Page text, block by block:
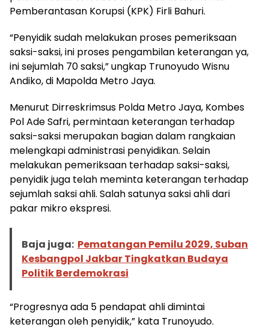
Pemberantasan Korupsi (KPK) Firli Bahuri.
“Penyidik sudah melakukan proses pemeriksaan
saksi-saksi, ini proses pengambilan keterangan ya,
ini sejumlah 70 saksi,” ungkap Trunoyudo Wisnu
Andiko, di Mapolda Metro Jaya.
Menurut Dirreskrimsus Polda Metro Jaya, Kombes
Pol Ade Safri, permintaan keterangan terhadap
saksi-saksi merupakan bagian dalam rangkaian
melengkapi administrasi penyidikan. Selain
melakukan pemeriksaan terhadap saksi-saksi,
penyidik juga telah meminta keterangan terhadap
sejumlah saksi ahli. Salah satunya saksi ahli dari
pakar mikro ekspresi.
Baja juga: Pematangan Pemilu 2029, Suban
Kesbangpol Jakbar Tingkatkan Budaya
Politik Berdemokrasi
“Progresnya ada 5 pendapat ahli dimintai
keterangan oleh penyidik,” kata Trunoyudo.